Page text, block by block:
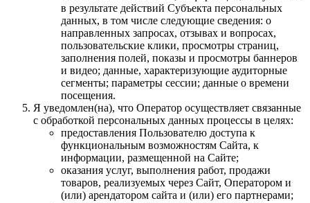
в результате действий Субъекта персональных
данных, в том числе следующие сведения: о
направленных запросах, отзывах и вопросах,
пользовательские клики, просмотры страниц,
заполнения полей, показы и просмотры баннеров
и видео; данные, характеризующие аудиторные
сегменты; параметры сессии; данные о времени
посещения.
Я уведомлен(на), что Оператор осуществляет связанные
с обработкой персональных данных процессы в целях:
предоставления Пользователю доступа к
функциональным возможностям Сайта, к
информации, размещенной на Сайте;
оказания услуг, выполнения работ, продажи
товаров, реализуемых через Сайт, Оператором и
(или) арендатором сайта и (или) его партнерами;